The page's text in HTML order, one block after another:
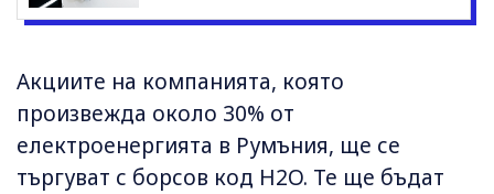
Акциите на компанията, която
произвежда около 30% от
електроенергията в Румъния, ще се
търгуват с борсов код H2O. Те ще бъдат